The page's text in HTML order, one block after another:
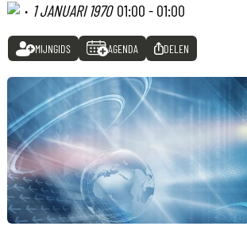
· 1 JANUARI 1970 01:00 - 01:00
MIJNGIDS AGENDA DELEN